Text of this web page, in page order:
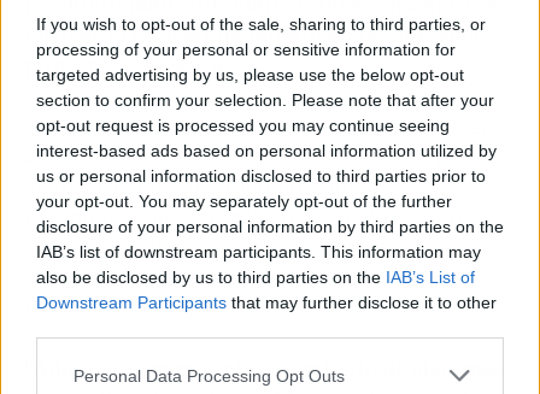
If you wish to opt-out of the sale, sharing to third parties, or
processing of your personal or sensitive information for
targeted advertising by us, please use the below opt-out
section to confirm your selection. Please note that after your
opt-out request is processed you may continue seeing
interest-based ads based on personal information utilized by
us or personal information disclosed to third parties prior to
your opt-out. You may separately opt-out of the further
disclosure of your personal information by third parties on the
IAB’s list of downstream participants. This information may
also be disclosed by us to third parties on the IAB’s List of
Downstream Participants that may further disclose it to other
Personal Data Processing Opt Outs
mitigar la escasez de talento en tecnologías
punteras", asegura.
El sector sanitario también se aprovechará en
2024 de la evolución de la IA generativa para
avanzar hacia "una medicina más
personalizada", como la creación de avatares
específicos de pacientes para su uso en ensayos
clínicos y la generación de planes de
tratamiento individualizados.
"Además, veremos el surgimiento de sistemas